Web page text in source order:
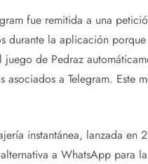
fue remitida a una
durante la aplicación
de Pedraz
asociados a Telegram. Este
instantánea, lanzada
a WhatsApp para